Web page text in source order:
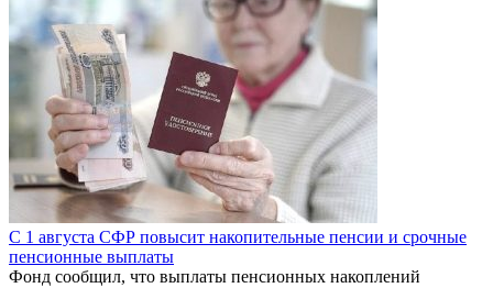
С 1 августа СФР повысит накопительные пенсии и срочные
пенсионные выплаты
Фонд сообщил, что выплаты пенсионных накоплений